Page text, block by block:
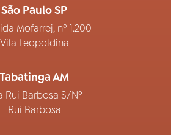
São Paulo SP
Mofarrej, nº 1.200
Vila Leopoldina
Tabatinga AM
Rui Barbosa S/Nº
Rui Barbosa